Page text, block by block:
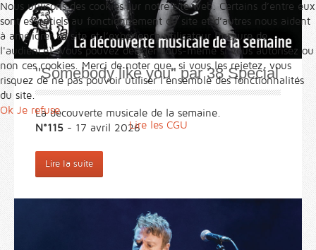
"Somebody like you" par 38 Special
La découverte musicale de la semaine.
N°115 - 17 avril 2026
Lire la suite
Nous utilisons des cookies sur notre site web. Certains d’entre eux
sont essentiels au fonctionnement du site et d’autres nous aident
à améliorer ce site et l’expérience utilisateur (mesure de
l'audience). Vous pouvez décider vous-même si vous autorisez ou
non ces cookies. Merci de noter que, si vous les rejetez, vous
risquez de ne pas pouvoir utiliser l’ensemble des fonctionnalités
du site.
Ok Je refuse
Lire les CGU